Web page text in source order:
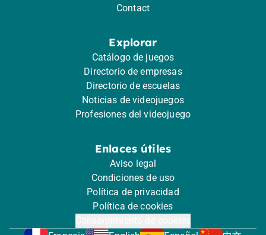
Contact
Explorar
Catálogo de juegos
Directorio de empresas
Directorio de escuelas
Noticias de videojuegos
Profesiones del videojuego
Enlaces útiles
Aviso legal
Condiciones de uso
Política de privacidad
Política de cookies